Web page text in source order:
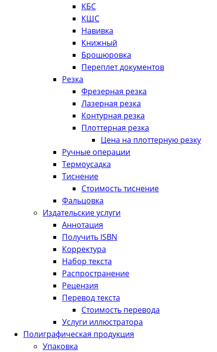
КБС
КШС
Навивка
Книжный
Брошюровка
Переплет документов
Резка
Фрезерная резка
Лазерная резка
Контурная резка
Плоттерная резка
Цена на плоттерную резку
Ручные операции
Термоусадка
Тиснение
Стоимость тиснение
Фальцовка
Издательские услуги
Аннотация
Получить ISBN
Корректура
Набор текста
Распространение
Рецензия
Перевод текста
Стоимость перевода
Услуги иллюстратора
Полиграфическая продукция
Упаковка